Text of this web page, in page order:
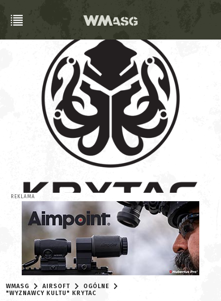
REKLAMA
WMASG AIRSOFT
OGÓLNE
"WYZNAWCY KULTU" KRYTAC